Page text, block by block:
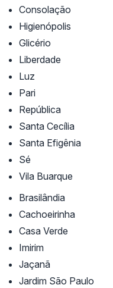
Consolação
Higienópolis
Glicério
Liberdade
Luz
Pari
República
Santa Cecília
Santa Efigênia
Sé
Vila Buarque
Brasilândia
Cachoeirinha
Casa Verde
Imirim
Jaçanã
Jardim São Paulo